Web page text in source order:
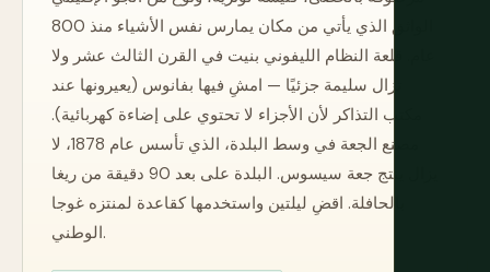
الواثق الذي يأتي من مكان يمارس نفس الأشياء منذ 800
عام. قلعة النظام الليفوني بنيت في القرن الثالث عشر ولا
تزال سليمة جزئيًا — امشِ فيها بفانوس (يعيرونها عند
مكتب التذاكر لأن الأجزاء لا تحتوي على إضاءة كهربائية).
مصنع الجعة في وسط البلدة، الذي تأسس عام 1878، لا
يزال ينتج جعة سيسوس. البلدة على بعد 90 دقيقة من ريغا
بالحافلة. اقضِ ليلتين واستخدمها كقاعدة لمنتزه غوجا
الوطني.